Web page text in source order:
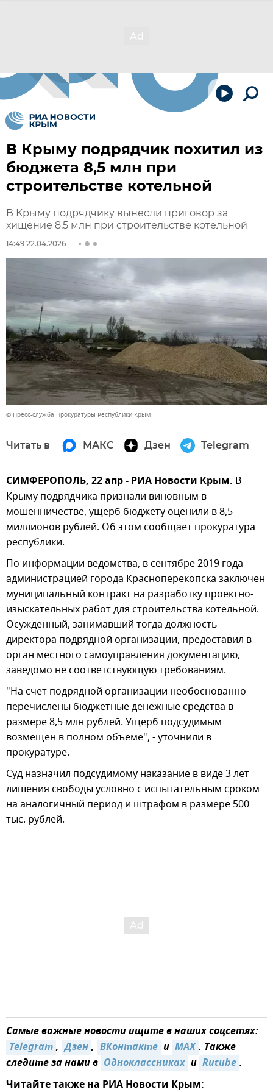
В Крыму подрядчик похитил из
бюджета 8,5 млн при
строительстве котельной
В Крыму подрядчику вынесли приговор за
хищение 8,5 млн при строительстве котельной
14:49 22.04.2026
© Пресс-служба Прокуратуры Республики Крым
Читать в МАКС Дзен Telegram
СИМФЕРОПОЛЬ, 22 апр - РИА Новости Крым. В
Крыму подрядчика признали виновным в
мошенничестве, ущерб бюджету оценили в 8,5
миллионов рублей. Об этом сообщает прокуратура
республики.
По информации ведомства, в сентябре 2019 года
администрацией города Красноперекопска заключен
муниципальный контракт на разработку проектно-
изыскательных работ для строительства котельной.
Осужденный, занимавший тогда должность
директора подрядной организации, предоставил в
орган местного самоуправления документацию,
заведомо не соответствующую требованиям.
"На счет подрядной организации необоснованно
перечислены бюджетные денежные средства в
размере 8,5 млн рублей. Ущерб подсудимым
возмещен в полном объеме", - уточнили в
прокуратуре.
Суд назначил подсудимому наказание в виде 3 лет
лишения свободы условно с испытательным сроком
на аналогичный период и штрафом в размере 500
тыс. рублей.
Самые важные новости ищите в наших соцсетях:
Telegram, Дзен, ВКонтакте и MAX. Также
следите за нами в Одноклассниках и Rutube.
Читайте также на РИА Новости Крым: